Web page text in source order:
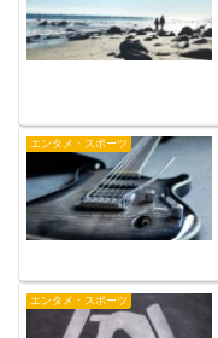
エンタメ・スポーツ
エンタメ・スポーツ